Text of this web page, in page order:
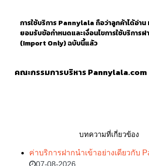
การใช้บริการ Pannylala ถือว่าลูกค้าได้อ่าน
ยอมรับข้อกำหนดและเงื่อนไขการใช้บริการฝ
(Import Only)ฉบับนี้แล้ว
คณะกรรมการบริหาร Pannylala.com
บทความที่เกี่ยวข้อง
ค่าบริการฝากนำเข้าอย่างเดียวกับ
07-08-2026